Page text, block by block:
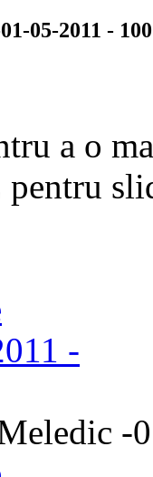
05-2011 -
a o
pentru
-